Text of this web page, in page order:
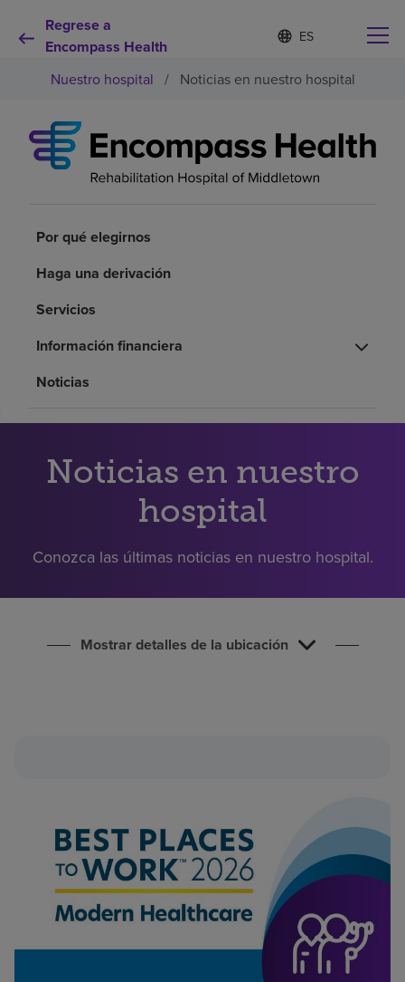
Regrese a
Encompass Health
Lista
de
contraída
d
o
s
e
e
Por qué debe elegirnos
Recursos de salud
Inversores
Pagar mi factura
Nuestro hospital / Noticias en nuestro hospital
Por qué elegirnos
Haga una derivación
Servicios
Información financiera
Noticias
Noticias en nuestro
hospital
Conozca las últimas noticias en nuestro hospital.
Mostrar detalles de la ubicación